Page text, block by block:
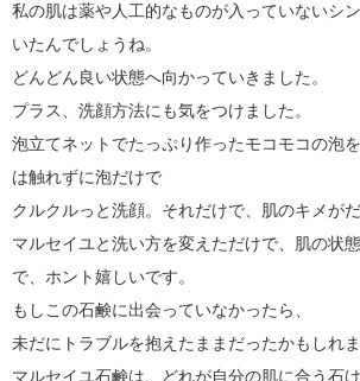
私の肌は薬や人工的なものが入っていないシ
いたんでしょうね。
どんどん良い状態へ向かっていきました。
プラス、洗顔方法にも気をつけました。
泡立てネットでたっぷり作ったモコモコの泡
は触れずに泡だけで
クルクルっと洗顔。それだけで、肌のキメが
マルセイユと洗い方を変えただけで、肌の状
で、ホント嬉しいです。
もしこの石鹸に出会っていなかったら、
未だにトラブルを抱えたままだったかもしれま
マルセイユ石鹸は、どれが自分の肌に合う石